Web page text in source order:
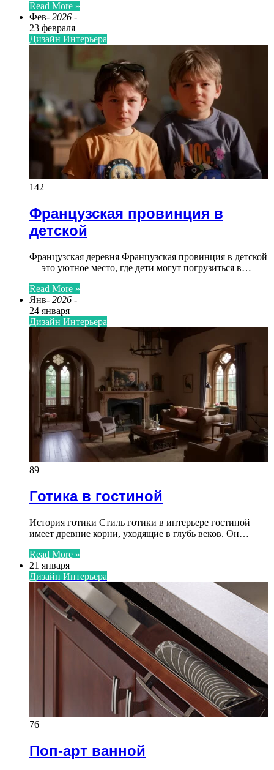
Read More »
Фев- 2026 -
23 февраля
Дизайн Интерьера
142
Французская провинция в
детской
Французская деревня Французская провинция в детской
— это уютное место, где дети могут погрузиться в…
Read More »
Янв- 2026 -
24 января
Дизайн Интерьера
89
Готика в гостиной
История готики Стиль готики в интерьере гостиной
имеет древние корни, уходящие в глубь веков. Он…
Read More »
21 января
Дизайн Интерьера
76
Поп-арт ванной